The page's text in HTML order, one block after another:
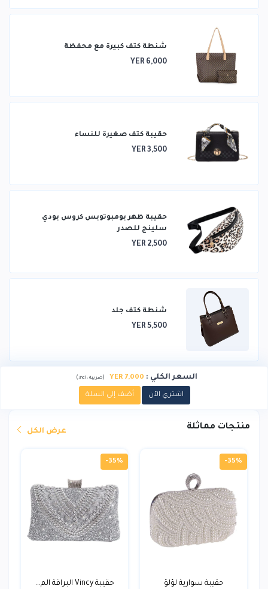
شنطة كتف كبيرة مع محفظة
YER 6,000
حقيبة كتف صغيرة للنساء
YER 3,500
حقيبة ظهر بومبوتوبس كروس بودي
سلينج للصدر
YER 2,500
شنطة كتف جلد
YER 5,500
السعر الكلي :
7,000 YER
(ضريبة : incl.
)
اشتري الآن أضف إلى السلة
منتجات مماثلة عرض الكل
-35%
حقيبة سوارية لؤلؤ
-35%
حقيبة Vincy البراقة الم...